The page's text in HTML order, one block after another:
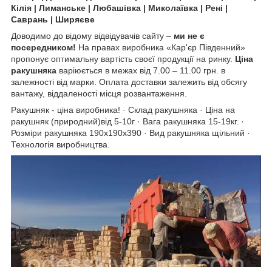
Кілія | Лиманське | Любашівка | Миколаївка | Рені |
Саврань | Ширяєве
Доводимо до відому відвідувачів сайту – ми не є
посередником! На правах виробника «Кар'єр Південний»
пропонує оптимальну вартість своєї продукції на ринку. Ціна
ракушняка варіюється в межах від 7.00 – 11.00 грн. в
залежності від марки. Оплата доставки залежить від обсягу
вантажу, віддаленості місця розвантаження.
Ракушняк - ціна виробника! · Склад ракушняка · Ціна на
ракушняк (природний)від 5-10г · Вага ракушняка 15-19кг. ·
Розміри ракушняка 190х190х390 · Вид ракушняка щільний ·
Технологія виробництва.